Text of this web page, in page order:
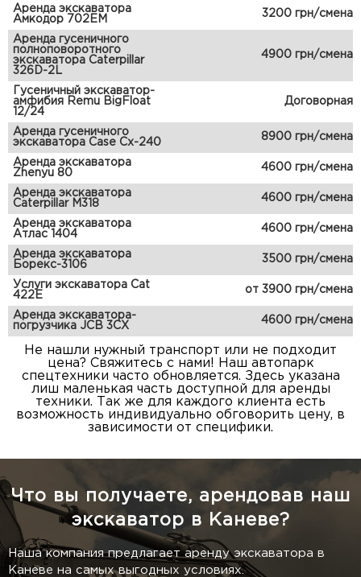
Аренда экскаватора
Амкодор 702ЕМ
3200 грн/смена
Аренда гусеничного
полноповоротного
экскаватора Caterpillar
326D-2L
4900 грн/смена
Гусеничный экскаватор-
амфибия Remu BigFloat
12/24
Договорная
Аренда гусеничного
экскаватора Case Cx-240
8900 грн/смена
Аренда экскаватора
Zhenyu 80
4600 грн/смена
Аренда экскаватора
Caterpillar M318
4600 грн/смена
Аренда экскаватора
Атлас 1404
4600 грн/смена
Аренда экскаватора
Борекс-3106
3500 грн/смена
Услуги экскаватора Cat
422E
от 3900 грн/смена
Аренда экскаватора-
погрузчика JCB 3CX
4600 грн/смена
Не нашли нужный транспорт или не подходит
цена? Свяжитесь с нами! Наш автопарк
спецтехники часто обновляется. Здесь указана
лиш маленькая часть доступной для аренды
техники. Так же для каждого клиента есть
возможность индивидуально обговорить цену, в
зависимости от специфики.
Что вы получаете, арендовав наш
экскаватор в Каневе?
Наша компания предлагает аренду экскаватора в
Каневе на самых выгодных условиях.